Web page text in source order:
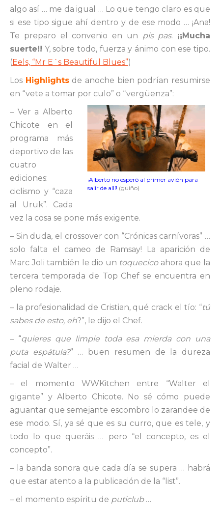
algo así … me da igual … Lo que tengo claro es que
si ese tipo sigue ahí dentro y de ese modo … ¡Ana!
Te preparo el convenio en un pis pas. ¡¡Mucha
suerte!! Y, sobre todo, fuerza y ánimo con ese tipo.
( Eels, “Mr E´s Beautiful Blues”)
Los Highlightsde anoche bien podrían resumirse
en “vete a tomar por culo” o “vergüenza”:
¡Alberto no esperó al primer avión para
salir de allí! (guiño)
– Ver a Alberto
Chicote en el
programa más
deportivo de las
cuatro
ediciones:
ciclismo y “caza
al Uruk”. Cada
vez la cosa se pone más exigente.
– Sin duda, el crossover con “Crónicas carnívoras” …
solo falta el cameo de Ramsay! La aparición de
Marc Joli también le dio un toquecicoahora que la
tercera temporada de Top Chef se encuentra en
pleno rodaje.
– la profesionalidad de Cristian, qué crack el tío: “tú
sabes de esto, eh?”, le dijo el Chef.
– “quieres que limpie toda esa mierda con una
puta espátula?” … buen resumen de la dureza
facial de Walter …
– el momento WWKitchen entre “Walter el
gigante” y Alberto Chicote. No sé cómo puede
aguantar que semejante escombro lo zarandee de
ese modo. Sí, ya sé que es su curro, que es tele, y
todo lo que queráis … pero “el concepto, es el
concepto”.
– la banda sonora que cada día se supera … habrá
que estar atento a la publicación de la “list”.
– el momento espíritu de puticlub…